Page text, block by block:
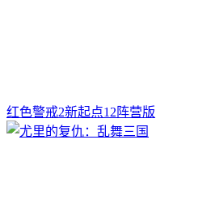
红色警戒2新起点12阵营版